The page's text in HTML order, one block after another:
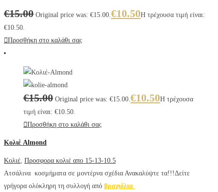
€15.00 Original price was: €15.00.€10.50Η τρέχουσα τιμή είναι:
€10.50.
Προσθήκη στο καλάθι σας
€15.00 Original price was: €15.00.€10.50Η τρέχουσα
τιμή είναι: €10.50.
Προσθήκη στο καλάθι σας
Κολιέ Almond
Κολιέ, Προσφορα κολιέ απο 15-13-10.5
Ατσάλινα κοσμήματα σε μοντέρνα σχέδια Ανακαλύψτε τα!!!Δείτε
γρήγορα ολόκληρη τη συλλογή από βραχιόλια